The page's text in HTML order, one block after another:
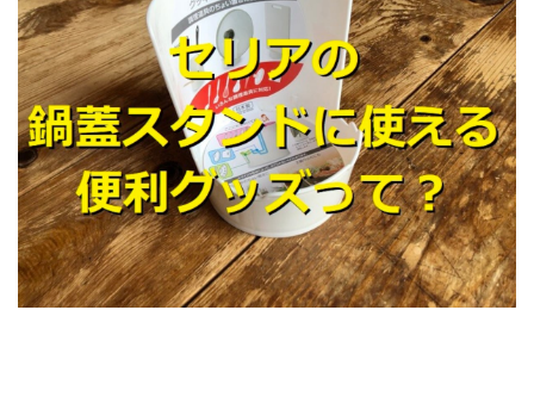
オークションに目をつける。しかし、取引の仕方がわからずに、まず
は落札者として参加。その後、出品者側にまわり、家の中の物を出品
しまくる。出品する物がほぼなくなってからは、仕入れを経験。ネッ
トオークションを生活の一部に取り入れるべく、「ネットオークショ
ンやフリマアプリは生活のインフラになる」という考えを持つ。また
消費税増税の社会においては、ネットオークションやフリマアプリが
家計の救世主になりえると考え、業者とは違う視点でユーザーとして
参加中。